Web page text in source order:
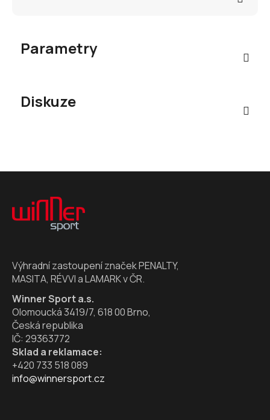
Parametry
Diskuze
Z
Výhradní zastoupení značek PENALTY,
MASITA, RÉVVI a LAMARK v ČR.
Winner Sport a.s.
Olomoucká 3419/7, 618 00 Brno,
Česká republika
IČ: 29363772
Sklad a reklamace:
+420 733 518 089
info@winnersport.cz